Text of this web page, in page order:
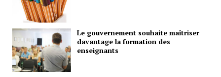
Le gouvernement souhaite maîtriser
davantage la formation des
enseignants